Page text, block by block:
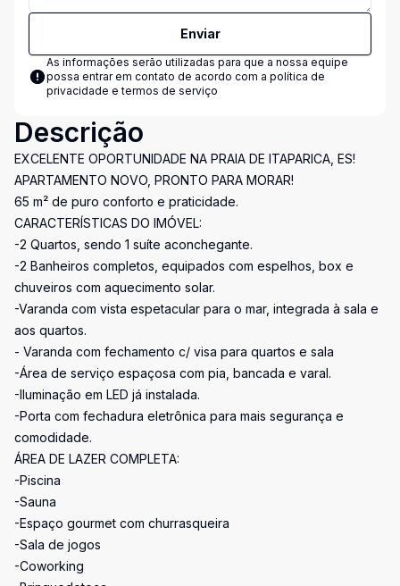
Enviar
As informações serão utilizadas para que a nossa equipe
possa entrar em contato de acordo com a política de
privacidade e termos de serviço
Descrição
EXCELENTE OPORTUNIDADE NA PRAIA DE ITAPARICA, ES!
APARTAMENTO NOVO, PRONTO PARA MORAR!
65 m² de puro conforto e praticidade.
CARACTERÍSTICAS DO IMÓVEL:
-2 Quartos, sendo 1 suíte aconchegante.
-2 Banheiros completos, equipados com espelhos, box e
chuveiros com aquecimento solar.
-Varanda com vista espetacular para o mar, integrada à sala e
aos quartos.
- Varanda com fechamento c/ visa para quartos e sala
-Área de serviço espaçosa com pia, bancada e varal.
-Iluminação em LED já instalada.
-Porta com fechadura eletrônica para mais segurança e
comodidade.
ÁREA DE LAZER COMPLETA:
-Piscina
-Sauna
-Espaço gourmet com churrasqueira
-Sala de jogos
-Coworking